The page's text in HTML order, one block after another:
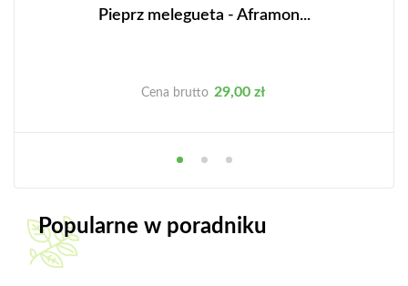
Pieprz melegueta - Aframon...
Cena brutto Cena
29,00 zł
Popularne w poradniku